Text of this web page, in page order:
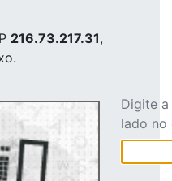
216.73.217.31,
Digite
lado no